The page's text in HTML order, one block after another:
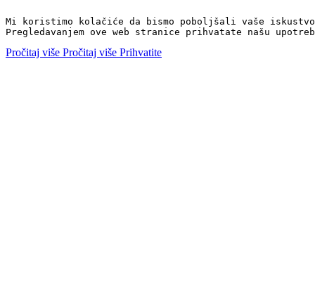
Mi koristimo kolačiće da bismo poboljšali vaše
Pregledavanjem ove web stranice prihvatate našu
Pročitaj više Pročitaj više Prihvatite